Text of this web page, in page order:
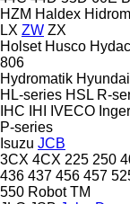
HZM Haldex
LX ZW ZX
Holset Husco Hydac
806
Hydromatik Hyundai
HL-series HSL R-
IHC
IHI IVECO
P-series
Isuzu JCB
3CX 4CX 225 250
436 437 456 457
550 Robot TM